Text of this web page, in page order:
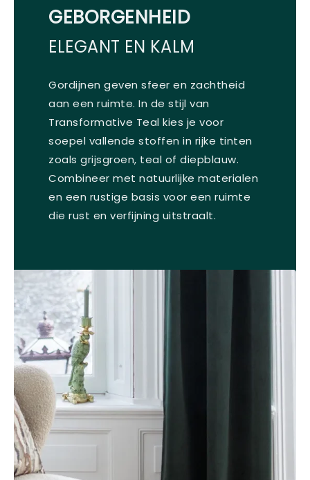
GEBORGENHEID
ELEGANT EN KALM
Gordijnen geven sfeer en zachtheid
aan een ruimte. In de stijl van
Transformative Teal kies je voor
soepel vallende stoffen in rijke tinten
zoals grijsgroen, teal of diepblauw.
Combineer met natuurlijke materialen
en een rustige basis voor een ruimte
die rust en verfijning uitstraalt.